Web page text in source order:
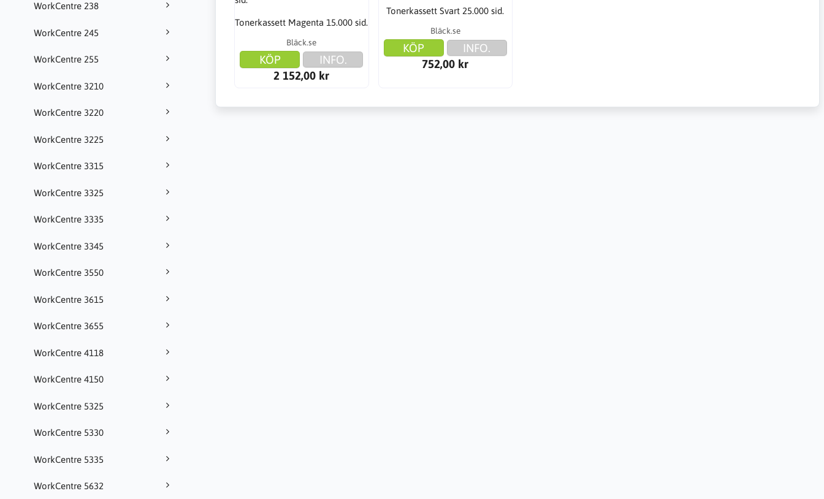
WorkCentre 238
WorkCentre 245
WorkCentre 255
WorkCentre 3210
WorkCentre 3220
WorkCentre 3225
WorkCentre 3315
WorkCentre 3325
WorkCentre 3335
WorkCentre 3345
WorkCentre 3550
WorkCentre 3615
WorkCentre 3655
WorkCentre 4118
WorkCentre 4150
WorkCentre 5325
WorkCentre 5330
WorkCentre 5335
WorkCentre 5632
Tonerkassett Magenta 15.000 sid.
Bläck.se
KÖP
INFO.
2 152,00 kr
Tonerkassett Svart 25.000 sid.
Bläck.se
KÖP
INFO.
752,00 kr